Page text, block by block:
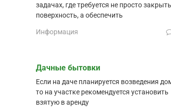
задачах, где требуется не просто закрыть
поверхность, а обеспечить
Информация
Дачные бытовки
Если на даче планируется возведения
то на участке рекомендуется установить
взятую в аренду